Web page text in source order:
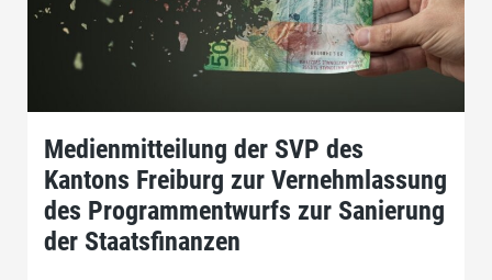
Medienmitteilung der SVP des
Kantons Freiburg zur Vernehmlassung
des Programmentwurfs zur Sanierung
der Staatsfinanzen